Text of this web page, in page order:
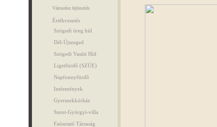
Városrész fejlesztés
Értékvesztés
Szögedi öreg híd
Dél-Újszeged
Szögedi Vasúti Híd
Ligetfürdő (SZÚE)
Napfonnyfürdő
Intézmények
Gyermekkórház
Szent-Györgyi-villa
Faúsztató Társaság